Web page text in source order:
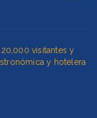
visitantes y
y hotelera